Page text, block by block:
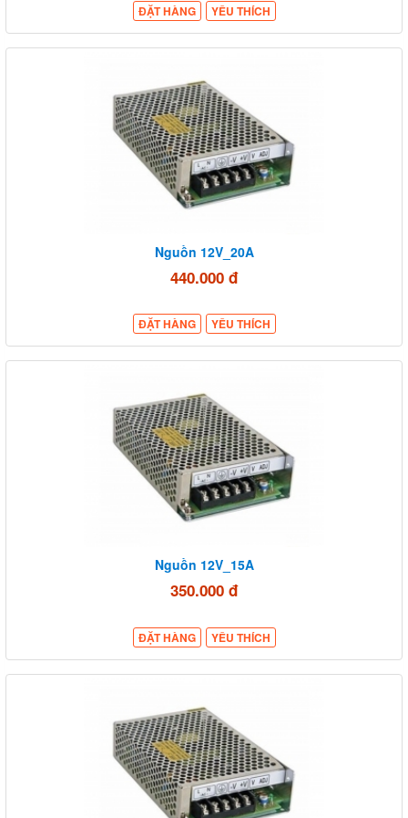
ĐẶT HÀNG YÊU THÍCH
Nguồn 12V_20A
440.000 đ
ĐẶT HÀNG YÊU THÍCH
Nguồn 12V_15A
350.000 đ
ĐẶT HÀNG YÊU THÍCH